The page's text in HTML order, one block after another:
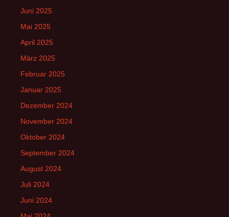
Juni 2025
Mai 2025
April 2025
März 2025
Februar 2025
Januar 2025
Dezember 2024
November 2024
Oktober 2024
September 2024
August 2024
Juli 2024
Juni 2024